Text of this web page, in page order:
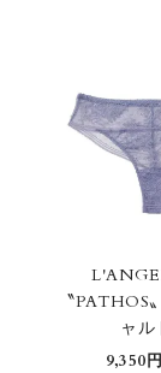
〝PATHOS
ャル
9,350